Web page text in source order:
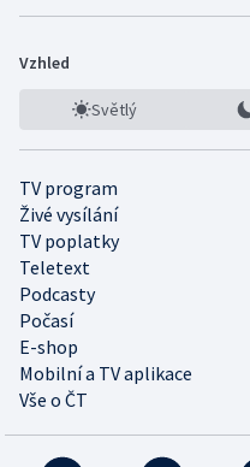
Vzhled
Světlý
TV program
Živé vysílání
TV poplatky
Teletext
Podcasty
Počasí
E-shop
Mobilní a TV aplikace
Vše o ČT